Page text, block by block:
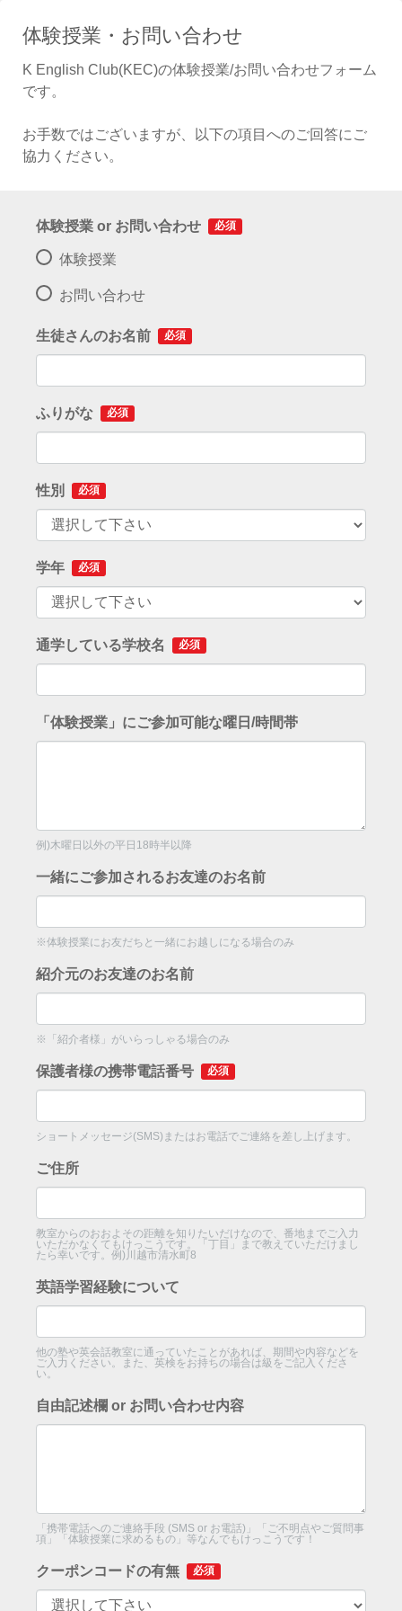
体験授業・お問い合わせ
K English Club(KEC)の体験授業/お問い合わせフォーム
です。
お手数ではございますが、以下の項目へのご回答にご
協力ください。
体験授業 or お問い合わせ 必須
体験授業
お問い合わせ
生徒さんのお名前 必須
ふりがな 必須
性別 必須
学年 必須
通学している学校名 必須
「体験授業」にご参加可能な曜日/時間帯
例)木曜日以外の平日18時半以降
一緒にご参加されるお友達のお名前
※体験授業にお友だちと一緒にお越しになる場合のみ
紹介元のお友達のお名前
※「紹介者様」がいらっしゃる場合のみ
保護者様の携帯電話番号 必須
ショートメッセージ(SMS)またはお電話でご連絡を差し上げます。
ご住所
教室からのおおよその距離を知りたいだけなので、番地までご入力
いただかなくてもけっこうです。「丁目」まで教えていただけまし
たら幸いです。例)川越市清水町8
英語学習経験について
他の塾や英会話教室に通っていたことがあれば、期間や内容などを
ご入力ください。また、英検をお持ちの場合は級をご記入くださ
い。
自由記述欄 or お問い合わせ内容
「携帯電話へのご連絡手段 (SMS or お電話)」「ご不明点やご質問事
項」「体験授業に求めるもの」等なんでもけっこうです！
クーポンコードの有無 必須